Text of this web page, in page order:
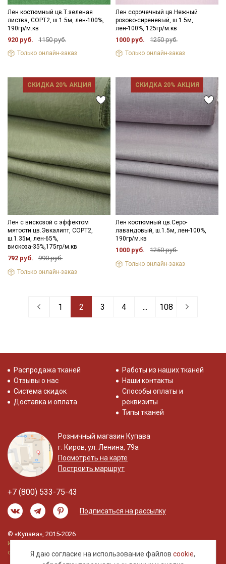
Лен костюмный цв.Т.зеленая
листва, СОРТ2, ш.1.5м, лен-100%,
190гр/м.кв
920 руб. 1150 руб.
Только онлайн-заказ
Лен сорочечный цв.Нежный
розово-сиреневый, ш.1.5м,
лен-100%, 125гр/м.кв
1000 руб. 1250 руб.
Только онлайн-заказ
СКИДКА 20% АКЦИЯ
Лен с вискозой с эффектом
мятости цв.Эвкалипт, СОРТ2,
ш.1.35м, лен-65%,
вискоза-35%,175гр/м.кв
792 руб. 990 руб.
Только онлайн-заказ
СКИДКА 20% АКЦИЯ
Лен костюмный цв.Серо-
лавандовый, ш.1.5м, лен-100%,
190гр/м.кв
1000 руб. 1250 руб.
Только онлайн-заказ
1 2 3 4 ... 108
Я даю согласие на использование файловcookie,
Распродажа тканей
Отзывы о нас
Система скидок
Доставка и оплата
Работы из наших тканей
Наши контакты
Способы оплаты и
реквизиты
Типы тканей
Розничный магазин Купава
г. Киров, ул. Ленина, 79а
Посмотреть на карте
Построить маршрут
+7 (800) 533-75-43
Подписаться на рассылку
© «Купава», 2015-2026
Информация на сайте не является публичной
офертой.